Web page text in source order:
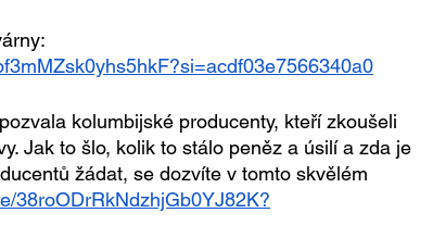
kolumbijské producenty, kteří zkoušeli
Jak to šlo, kolik to stálo peněz a úsilí a zda je
žádat, se dozvíte v tomto skvělém
38roODrRkNdzhjGb0YJ82K?